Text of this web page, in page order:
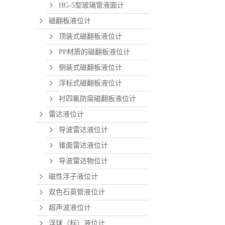
HG-5型玻璃管液面计
磁翻板液位计
顶装式磁翻板液位计
PP材质的磁翻板液位计
侧装式磁翻板液位计
浮标式磁翻板液位计
衬四氟防腐磁翻板液位计
雷达液位计
导波雷达液位计
锥面雷达液位计
导波雷达物位计
磁性浮子液位计
双色石英管液位计
超声波液位计
浮球（标）液位计